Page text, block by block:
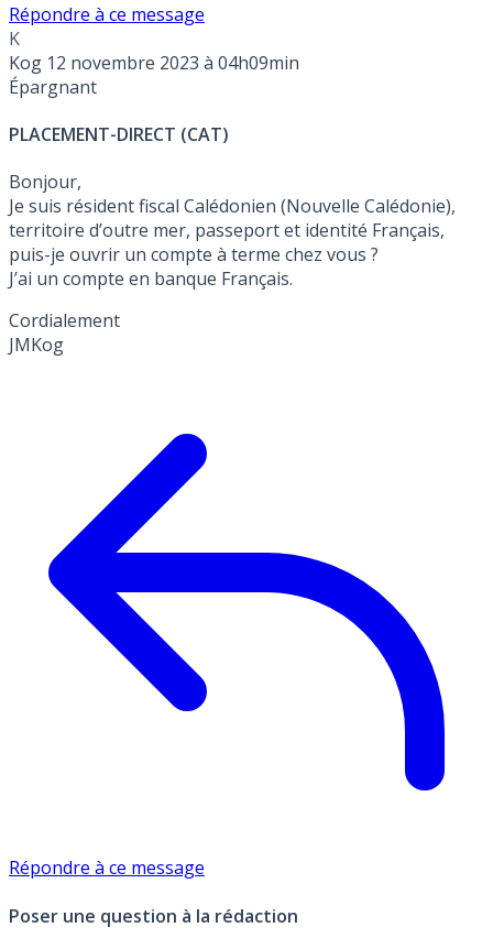
Répondre à ce message
K
Kog 12 novembre 2023 à 04h09min
Épargnant
PLACEMENT-DIRECT (CAT)
Bonjour,
Je suis résident fiscal Calédonien (Nouvelle Calédonie),
territoire d’outre mer, passeport et identité Français,
puis-je ouvrir un compte à terme chez vous ?
J’ai un compte en banque Français.
Cordialement
JMKog
Répondre à ce message
Poser une question à la rédaction